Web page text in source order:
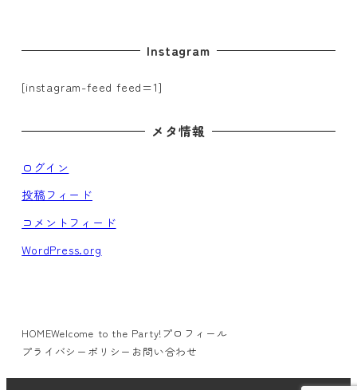
Instagram
[instagram-feed feed=1]
メタ情報
ログイン
投稿フィード
コメントフィード
WordPress.org
HOMEWelcome to the Party! プロフィール
プライバシーポリシー お問い合わせ